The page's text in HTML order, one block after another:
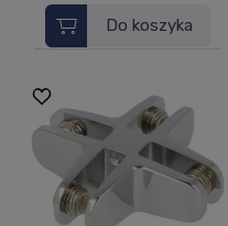
Do koszyka